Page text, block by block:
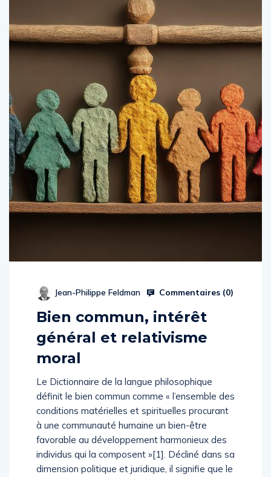
Jean-Philippe Feldman Commentaires (0)
Bien commun, intérêt
général et relativisme
moral
Le Dictionnaire de la langue philosophique
définit le bien commun comme « l’ensemble des
conditions matérielles et spirituelles procurant
à une communauté humaine un bien-être
favorable au développement harmonieux des
individus qui la composent »[1]. Décliné dans sa
dimension politique et juridique, il signifie que le